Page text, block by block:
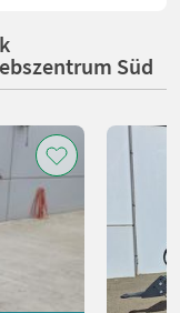
Süd